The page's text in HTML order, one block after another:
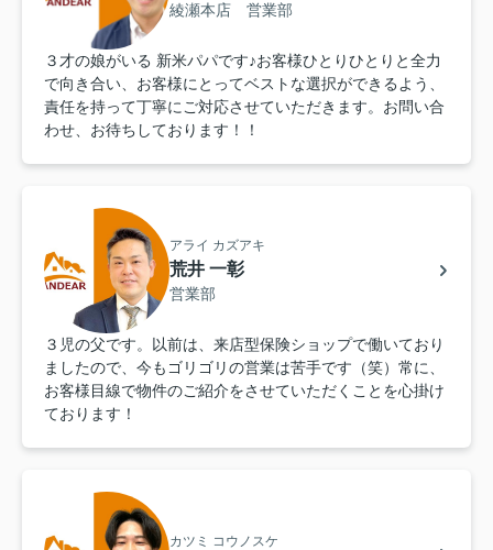
綾瀬本店 営業部
３才の娘がいる 新米パパです♪お客様ひとりひとりと全力
で向き合い、お客様にとってベストな選択ができるよう、
責任を持って丁寧にご対応させていただきます。お問い合
わせ、お待ちしております！！
アライ カズアキ
荒井 一彰
営業部
３児の父です。以前は、来店型保険ショップで働いており
ましたので、今もゴリゴリの営業は苦手です（笑）常に、
お客様目線で物件のご紹介をさせていただくことを心掛け
ております！
カツミ コウノスケ